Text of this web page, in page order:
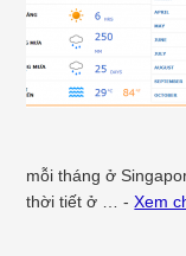
mỗi tháng ở
thời tiết ở … -Xem